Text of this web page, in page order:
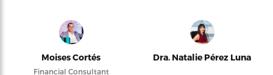
Moises Cortés
Financial Consultant
Dra. Natalie Pérez Luna